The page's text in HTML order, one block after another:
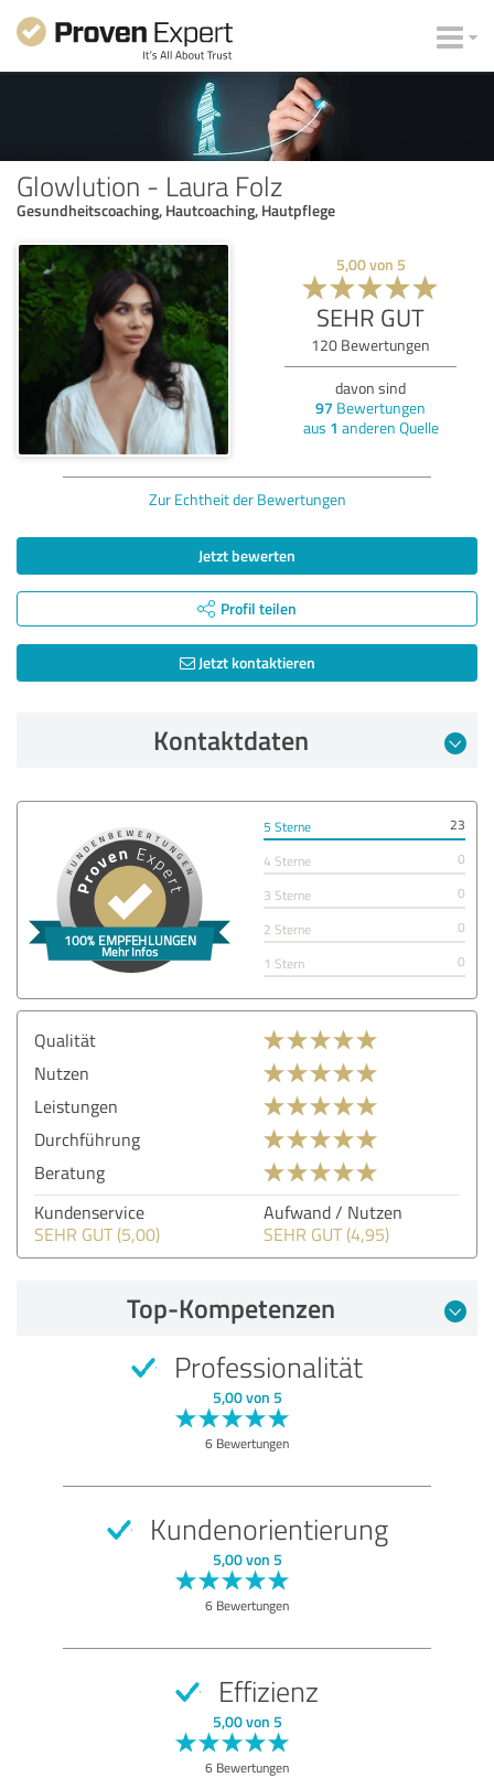
Glowlution - Laura Folz
Gesundheitscoaching, Hautcoaching, Hautpflege
5,00von 5
SEHR GUT
120 Bewertungen
davon sind
97 Bewertungen
aus 1 anderen Quelle
Zur Echtheit der Bewertungen
Jetzt bewerten
Profil teilen
Jetzt kontaktieren
Kontaktdaten
5 Sterne
23
4 Sterne
0
3 Sterne
0
2 Sterne
0
1 Stern
0
Qualität
Nutzen
Leistungen
Durchführung
Beratung
Kundenservice
SEHR GUT (5,00)
Aufwand / Nutzen
SEHR GUT (4,95)
Top-Kompetenzen
Professionalität
5,00 von 5
6 Bewertungen
Kundenorientierung
5,00 von 5
6 Bewertungen
Effizienz
5,00 von 5
6 Bewertungen